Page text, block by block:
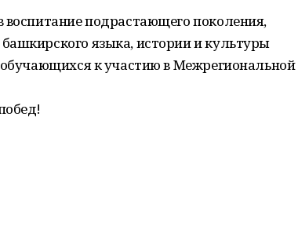
подрастающего поколения,
языка, истории и культуры
к участию в Межрегиональной